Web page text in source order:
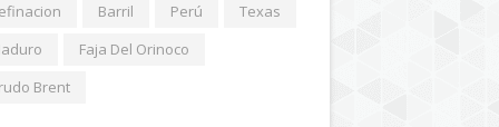
Barril Perú
Texas
Faja Del Orinoco
Brent